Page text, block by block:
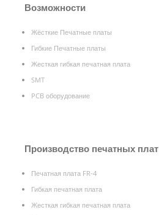
Возможности
Жёсткие Печатные платы
Гибкие Печатные платы
Жесткая гибкая печатная плата
SMT
PCB оборудование
Производство печатных плат
Печатная плата FR-4
Гибкая печатная плата
Жесткая гибкая печатная плата